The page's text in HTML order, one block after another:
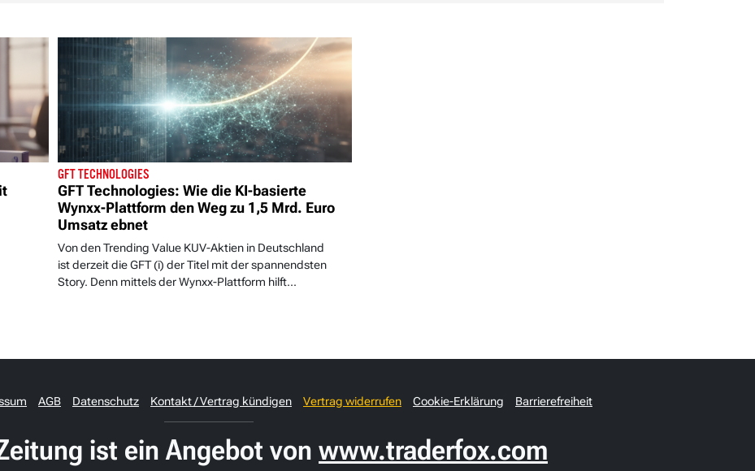
GFT TECHNOLOGIES
GFT Technologies: Wie die KI-basierte
Wynxx-Plattform den Weg zu 1,5 Mrd. Euro
Umsatz ebnet
Von den Trending Value KUV-Aktien in Deutschland
ist derzeit die GFT (i) der Titel mit der spannendsten
Story. Denn mittels der Wynxx-Plattform hilft...
AGB Datenschutz Kontakt / Vertrag kündigen Vertrag widerrufen Cookie-Erklärung Barrierefreiheit
ist ein Angebot von www.traderfox.com